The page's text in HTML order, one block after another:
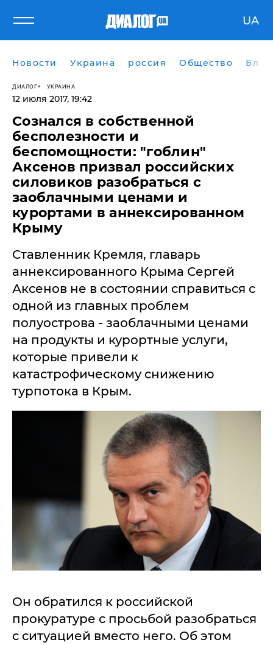
UA
Новости Украина россия Общество
ДИАЛОГ УКРАИНА
12 июля 2017, 19:42
Сознался в собственной
бесполезности и
беспомощности: "гоблин"
Аксенов призвал российских
силовиков разобраться с
заоблачными ценами и
курортами в аннексированном
Крыму
​Ставленник Кремля, главарь
аннексированного Крыма Сергей
Аксенов не в состоянии справиться с
одной из главных проблем
полуострова - заоблачными ценами
на продукты и курортные услуги,
которые привели к
катастрофическому снижению
турпотока в Крым.
Он обратился к российской
прокуратуре с просьбой разобраться
с ситуацией вместо него. Об этом